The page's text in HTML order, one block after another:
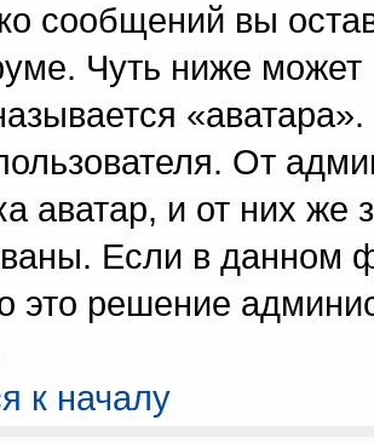
сообщений вы
Чуть ниже может
От
аватар, и от них же
Если в данном
это решение
к началу